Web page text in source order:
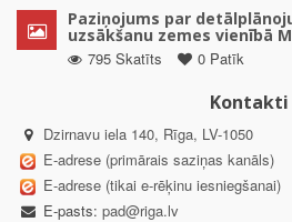
Paziņojums par
uzsākšanu zemes vienībā
795 Skatīts
0 Patīk
Kontakti
Dzirnavu iela 140, Rīga, LV-1050
E-adrese (primārais saziņas kanāls)
E-adrese (tikai e-rēķinu iesniegšanai)
E-pasts: pad@riga.lv